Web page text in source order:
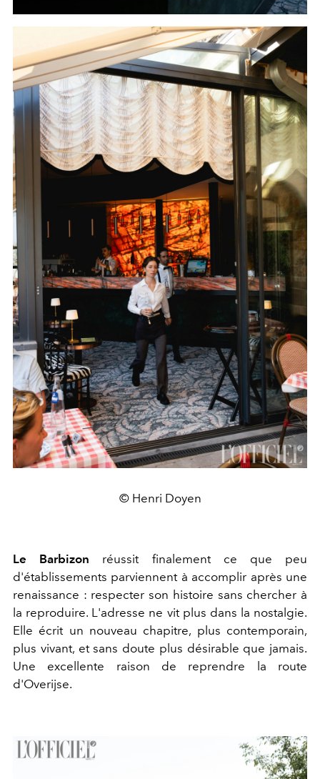
© Henri Doyen
Le Barbizon réussit finalement ce que peu
d'établissements parviennent à accomplir après une
renaissance : respecter son histoire sans chercher à
la reproduire. L'adresse ne vit plus dans la nostalgie.
Elle écrit un nouveau chapitre, plus contemporain,
plus vivant, et sans doute plus désirable que jamais.
Une excellente raison de reprendre la route
d'Overijse.